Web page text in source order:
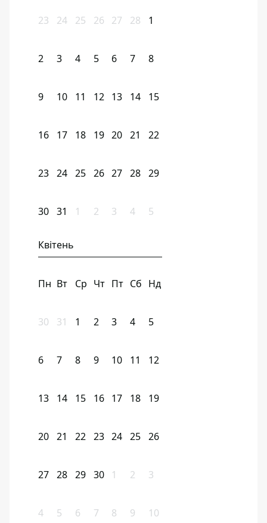
23 24 25 26 27 28 1
2 3 4 5 6 7 8
9 10 11 12 13 14 15
16 17 18 19 20 21 22
23 24 25 26 27 28 29
30 31 1 2 3 4 5
Квітень
Пн Вт Ср Чт Пт Сб Нд
30 31 1 2 3 4 5
6 7 8 9 10 11 12
13 14 15 16 17 18 19
20 21 22 23 24 25 26
27 28 29 30 1 2 3
4 5 6 7 8 9 10